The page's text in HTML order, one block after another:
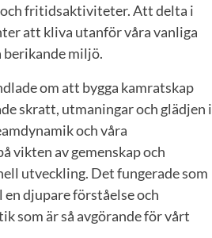
och fritidsaktiviteter. Att delta i
att kliva utanför våra vanliga
berikande miljö.
om att bygga kamratskap
skratt, utmaningar och glädjen i
och våra
vikten av gemenskap och
utveckling. Det fungerade som
djupare förståelse och
som är så avgörande för vårt